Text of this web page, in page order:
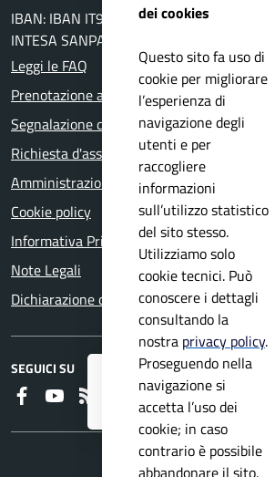
Registrati ai serviziAPP IO
e
aggiornamenti dall'Ente
IBAN: IBAN
INTESA SANPAOLO AG. DI GAVARDO)
Leggi le FAQ
Prenotazione appuntamento
Segnalazione disservizio
Richiesta d'assistenza
Amministrazione trasparente
Cookie policy
Informativa Privacy
Note Legali
Dichiarazione di accessibilità
SEGUICI SU
FaceboookYoutube
dei cookies
Questo sito fa uso di
cookie per migliorare
l’esperienza di
navigazione degli
utenti e per
raccogliere
informazioni
sull’utilizzo statistico
del sito stesso.
Utilizziamo solo
cookie tecnici. Può
conoscere i dettagli
consultando la
nostra privacy policy.
Proseguendo nella
navigazione si
accetta l’uso dei
cookie; in caso
contrario è possibile
abbandonare il sito.